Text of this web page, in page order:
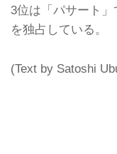
3位は「パサート
を独占している。
(Text by Satoshi